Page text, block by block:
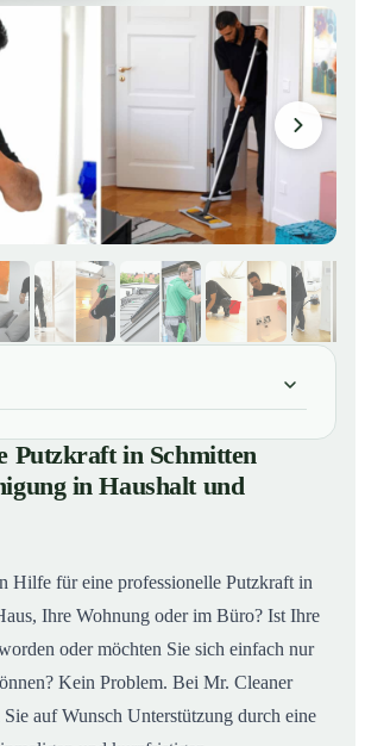
Putzkraft in Schmitten gesucht:
Haushalt und Gewerbe
Sie eine Putzkraft in Schmitten
Putzkraft in Schmitten
in Haushalt und
Hilfe für eine professionelle Putzkraft in
Ihre Wohnung oder im Büro? Ist Ihre
oder möchten Sie sich einfach nur
Kein Problem. Bei Mr. Cleaner
Sie auf Wunsch Unterstützung durch eine